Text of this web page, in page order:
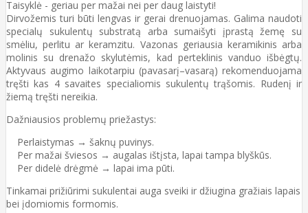
Taisyklė - geriau per mažai nei per daug laistyti!
Dirvožemis turi būti lengvas ir gerai drenuojamas. Galima naudoti
specialų sukulentų substratą arba sumaišyti įprastą žemę su
smėliu, perlitu ar keramzitu. Vazonas geriausia keramikinis arba
molinis su drenažo skylutėmis, kad perteklinis vanduo išbėgtų.
Aktyvaus augimo laikotarpiu (pavasarį–vasarą) rekomenduojama
tręšti kas 4 savaites specialiomis sukulentų trąšomis. Rudenį ir
žiemą tręšti nereikia.
Dažniausios problemų priežastys:
Perlaistymas → šaknų puvinys.
Per mažai šviesos → augalas ištįsta, lapai tampa blyškūs.
Per didelė drėgmė → lapai ima pūti.
Tinkamai prižiūrimi sukulentai auga sveiki ir džiugina gražiais lapais
bei įdomiomis formomis.